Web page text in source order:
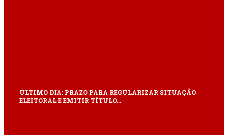
ÚLTIMO DIA: PRAZO PARA REGULARIZAR SITUAÇÃO
ELEITORAL E EMITIR TÍTULO…